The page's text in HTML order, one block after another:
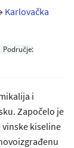
Karlovačka
Područje:
i
Započelo je
kiseline